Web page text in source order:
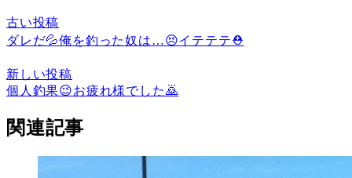
古い投稿
ダレだ💦俺を釣った奴は…😣イテテテ⛑️
新しい投稿
個人釣果😉お疲れ様でした🙇
関連記事